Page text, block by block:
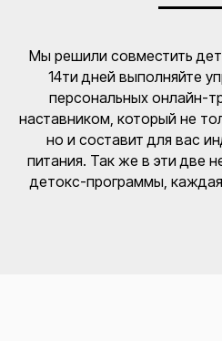
Мы решили совместить
14ти дней выполняйте
персональных онлайн-
наставником, который не
но и составит для вас
питания. Так же в эти две
детокс-программы,